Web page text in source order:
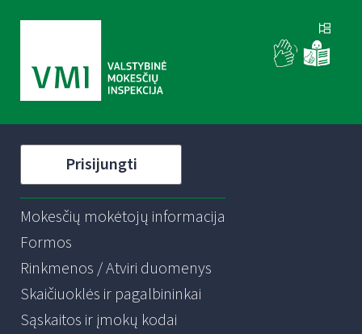
Prisijungti
Mokesčių mokėtojų informacija
Formos
Rinkmenos / Atviri duomenys
Skaičiuoklės ir pagalbininkai
Sąskaitos ir įmokų kodai